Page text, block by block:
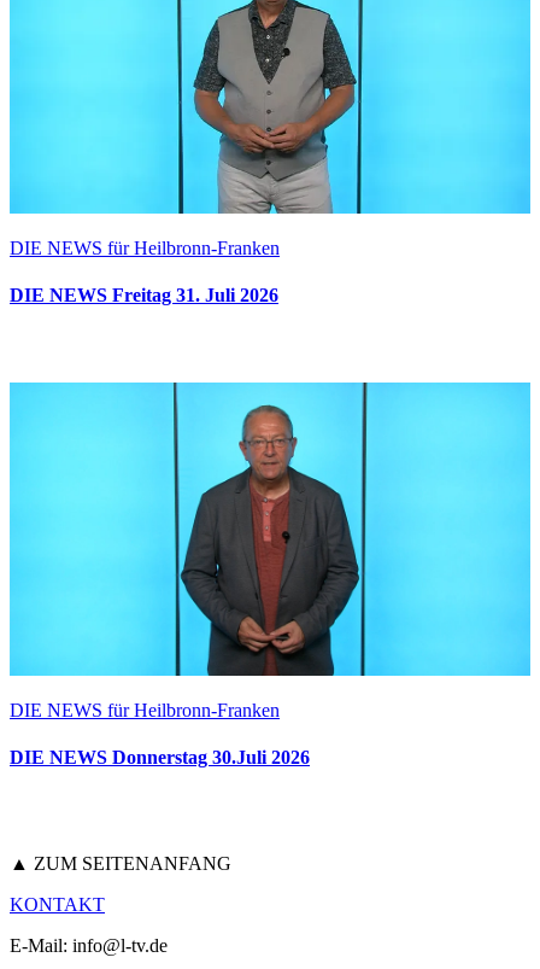
DIE NEWS für Heilbronn-Franken
DIE NEWS Freitag 31. Juli 2026
DIE NEWS für Heilbronn-Franken
DIE NEWS Donnerstag 30.Juli 2026
▲ ZUM SEITENANFANG
KONTAKT
E-Mail: info@l-tv.de